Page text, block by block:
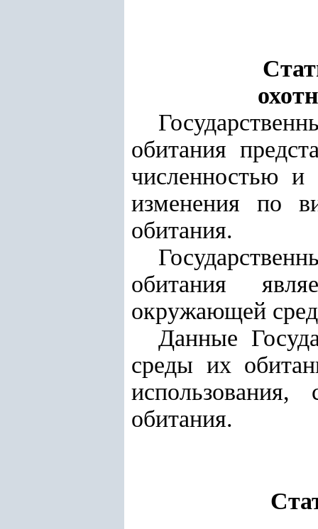
обитания
численностью и
изменения по
обитания.
обитания
окружающей
Данные
среды их
обитания.